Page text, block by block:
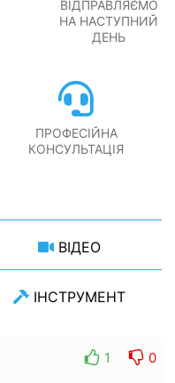
ВІДПРАВЛЯЄМО
НА НАСТУПНИЙ
ДЕНЬ
ПРОФЕСІЙНА
КОНСУЛЬТАЦІЯ
ВІДЕО
ІНСТРУМЕНТ
1 0